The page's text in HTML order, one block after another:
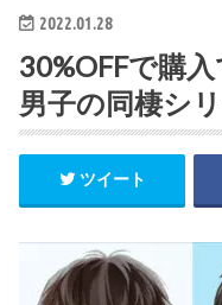
2022.01.28
30%OFFで購
男子の同棲シ
ツイート